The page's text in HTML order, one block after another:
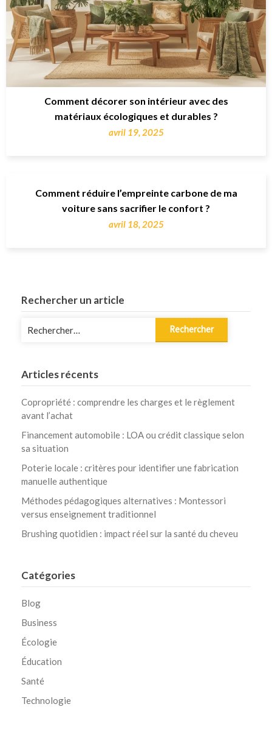
Comment décorer son intérieur avec des
matériaux écologiques et durables ?
avril 19, 2025
Comment réduire l’empreinte carbone de ma
voiture sans sacrifier le confort ?
avril 18, 2025
Rechercher un article
Articles récents
Copropriété : comprendre les charges et le règlement
avant l’achat
Financement automobile : LOA ou crédit classique selon
sa situation
Poterie locale : critères pour identifier une fabrication
manuelle authentique
Méthodes pédagogiques alternatives : Montessori
versus enseignement traditionnel
Brushing quotidien : impact réel sur la santé du cheveu
Catégories
Blog
Business
Écologie
Éducation
Santé
Technologie